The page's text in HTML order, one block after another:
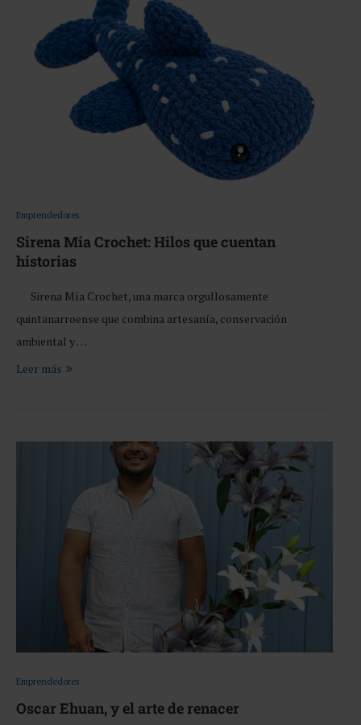
Emprendedores
Sirena Mia Crochet: Hilos que cuentan
historias
Sirena Mía Crochet, una marca orgullosamente
quintanarroense que combina artesanía, conservación
ambiental y …
Leer más
Emprendedores
Oscar Ehuan, y el arte de renacer